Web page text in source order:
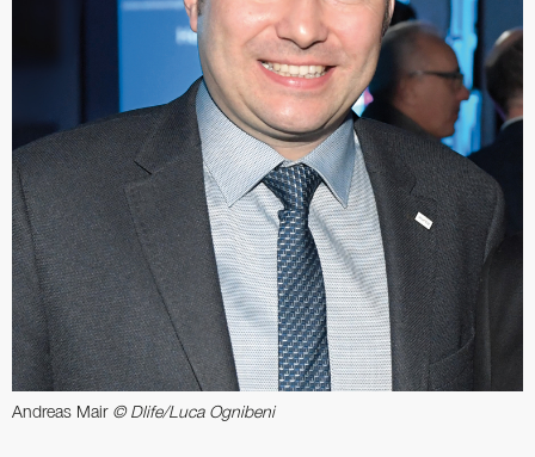
Andreas Mair © Dlife/Luca Ognibeni